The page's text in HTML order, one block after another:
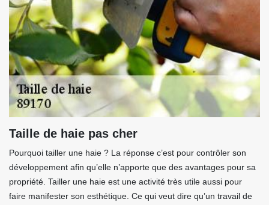
Taille de haie pas cher
Pourquoi tailler une haie ? La réponse c’est pour contrôler son
développement afin qu’elle n’apporte que des avantages pour sa
propriété. Tailler une haie est une activité très utile aussi pour
faire manifester son esthétique. Ce qui veut dire qu’un travail de